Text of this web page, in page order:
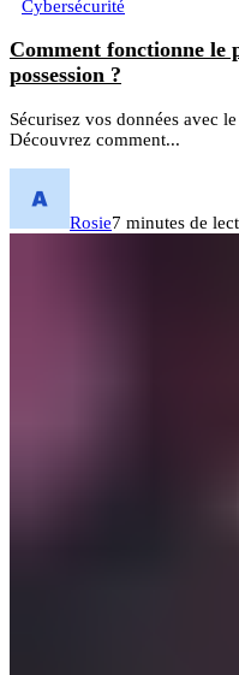
Cybersécurité
Comment fonctionne le
possession ?
Sécurisez vos données avec
Découvrez comment...
Rosie7 minutes de